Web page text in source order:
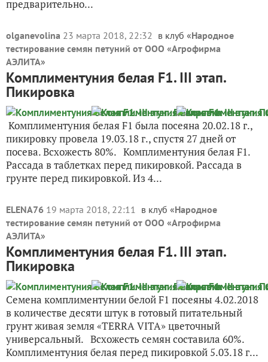
предварительно...
olganevolina 23 марта 2018, 22:32 в клуб «Народное
тестирование семян петуний от ООО «Агрофирма
АЭЛИТА»
Комплиментуния белая F1. III этап.
Пикировка
Комплиментуния белая F1 была посеяна 20.02.18 г.,
пикировку провела 19.03.18 г., спустя 27 дней от
посева. Всхожесть 80%. Комплиментуния белая F1.
Рассада в таблетках перед пикировкой. Рассада в
грунте перед пикировкой. Из 4...
ELENA76 19 марта 2018, 22:11 в клуб «Народное
тестирование семян петуний от ООО «Агрофирма
АЭЛИТА»
Комплиментуния белая F1. III этап.
Пикировка
Семена комплиментунии белой F1 посеяны 4.02.2018
в количестве десяти штук в готовый питательный
грунт живая земля «TERRA VITA» цветочный
универсальный. Всхожесть семян составила 60%.
Комплиментуния белая перед пикировкой 5.03.18 г...